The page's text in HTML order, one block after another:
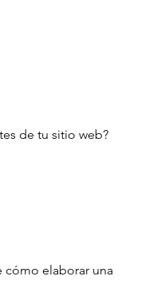
de tu sitio web?
cómo elaborar una